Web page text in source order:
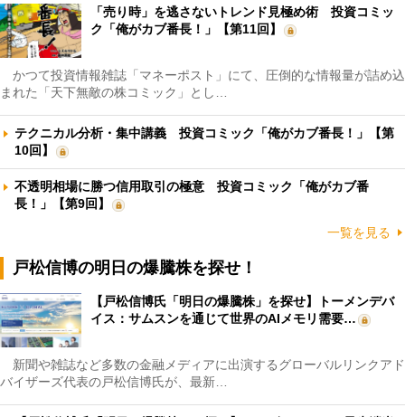
「売り時」を逃さないトレンド見極め術 投資コミッ
ク「俺がカブ番長！」【第11回】
かつて投資情報雑誌「マネーポスト」にて、圧倒的な情報量が詰め込
まれた「天下無敵の株コミック」とし…
テクニカル分析・集中講義 投資コミック「俺がカブ番長！」【第
10回】
不透明相場に勝つ信用取引の極意 投資コミック「俺がカブ番
長！」【第9回】
一覧を見る
戸松信博の明日の爆騰株を探せ！
【戸松信博氏「明日の爆騰株」を探せ】トーメンデバ
イス：サムスンを通じて世界のAIメモリ需要…
新聞や雑誌など多数の金融メディアに出演するグローバルリンクアド
バイザーズ代表の戸松信博氏が、最新…